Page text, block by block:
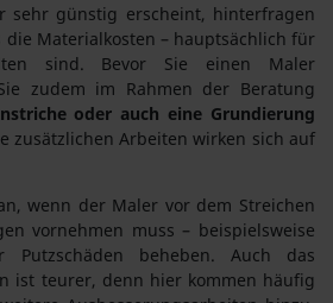
sehr günstig erscheint, hinterfragen
die Materialkosten – hauptsächlich für
sind. Bevor Sie einen Maler
zudem im Rahmen der Beratung
oder auch eine Grundierung
zusätzlichen Arbeiten wirken sich auf
wenn der Maler vor dem Streichen
vornehmen muss – beispielsweise
Putzschäden beheben. Auch das
ist teurer, denn hier kommen häufig